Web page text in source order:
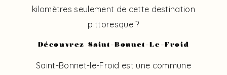
kilomètres seulement de cette destination
pittoresque ?
Découvrez Saint-Bonnet-Le-Froid
Saint-Bonnet-le-Froid est une commune